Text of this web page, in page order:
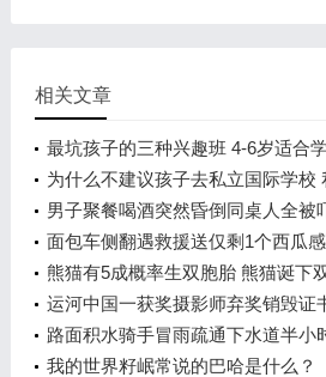
相关文章
最坑孩子的三种兴趣班 4-6岁适合
为什么不建议孩子去私立国际学校
前途吗？
男子聚餐喝酒突然昏倒同桌人全被
电话
面包车侧翻遇救援送仅剩1个西瓜
熊猫有5成概率生双胞胎 熊猫诞下
少？
运河中国一获奖摄影师弃奖销毁证
河魅影》共同获奖
路面积水骑手冒雨疏通下水道半小
有半个小时
我的世界籽岷常说的巴哈是什么？